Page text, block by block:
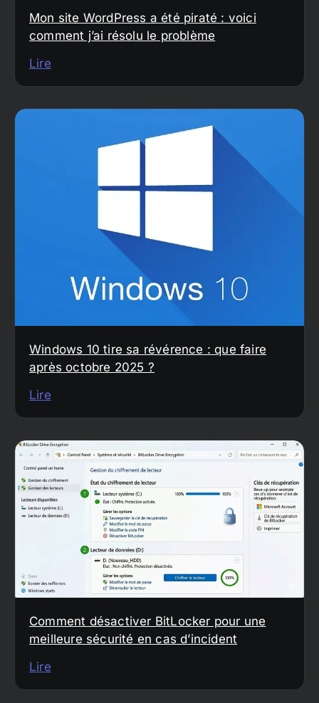
Mon site WordPress a été piraté : voici
comment j’ai résolu le problème
Lire
Windows 10 tire sa révérence : que faire
après octobre 2025 ?
Lire
Comment désactiver BitLocker pour une
meilleure sécurité en cas d’incident
Lire